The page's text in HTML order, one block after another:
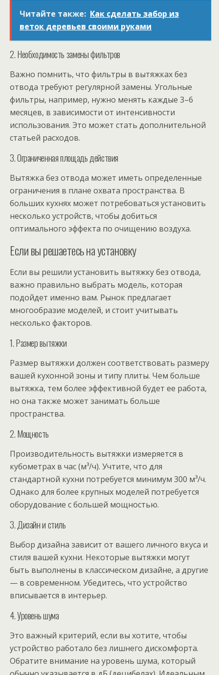
Читайте также: Как сделать забор из
веток деревьев своими руками
2. Необходимость замены фильтров
Важно помнить, что фильтры в вытяжках без
отвода требуют регулярной замены. Угольные
фильтры, например, нужно менять каждые 3–6
месяцев, в зависимости от интенсивности
использования. Это может стать дополнительной
статьей расходов.
3. Ограниченная площадь действия
Вытяжка без отвода может иметь определенные
ограничения в плане охвата пространства. В
больших кухнях может потребоваться установить
несколько устройств, чтобы добиться
оптимального эффекта по очищению воздуха.
Если вы решаетесь на установку
Если вы решили установить вытяжку без отвода,
важно правильно выбрать модель, которая
подойдет именно вам. Рынок предлагает
многообразие моделей, и стоит учитывать
несколько факторов.
1. Размер вытяжки
Размер вытяжки должен соответствовать размеру
вашей кухонной зоны и типу плиты. Чем больше
вытяжка, тем более эффективной будет ее работа,
но она также может занимать больше
пространства.
2. Мощность
Производительность вытяжки измеряется в
кубометрах в час (м³/ч). Учтите, что для
стандартной кухни потребуется минимум 300 м³/ч.
Однако для более крупных моделей потребуется
оборудование с большей мощностью.
3. Дизайн и стиль
Выбор дизайна зависит от вашего личного вкуса и
стиля вашей кухни. Некоторые вытяжки могут
быть выполнены в классическом дизайне, а другие
— в современном. Убедитесь, что устройство
вписывается в интерьер.
4. Уровень шума
Это важный критерий, если вы хотите, чтобы
устройство работало без лишнего дискомфорта.
Обратите внимание на уровень шума, который